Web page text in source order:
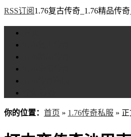
RSS订阅 1.76复古传奇_1.76精品传
你的位置： 首页 » 1.76传奇私服 »